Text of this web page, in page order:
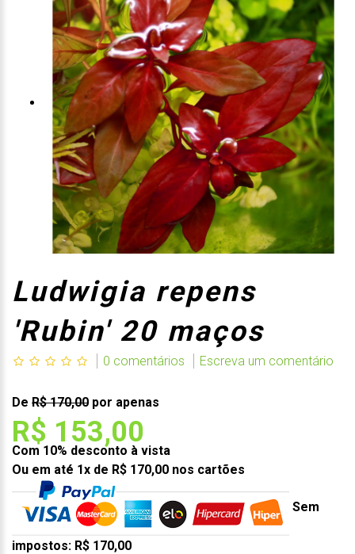
Ludwigia repens
'Rubin' 20 maços
0 comentários Escreva um comentário
De R$ 170,00 por apenas
R$ 153,00
Com 10% desconto à vista
Ou em até 1x de R$ 170,00 nos cartões
Sem
impostos: R$ 170,00